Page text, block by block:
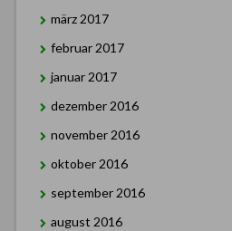
märz 2017
februar 2017
januar 2017
dezember 2016
november 2016
oktober 2016
september 2016
august 2016